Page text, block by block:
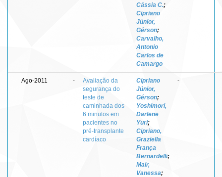
Cássia C.;
Cipriano
Júnior,
Gérson;
Carvalho,
Antonio
Carlos de
Camargo
Ago-2011 -
Avaliação da
segurança do
teste de
caminhada dos
6 minutos em
pacientes no
pré-transplante
cardíaco
Cipriano
Júnior,
Gérson;
Yoshimori,
Darlene
Yuri;
Cipriano,
Graziella
França
Bernardelli;
Mair,
Vanessa;
-